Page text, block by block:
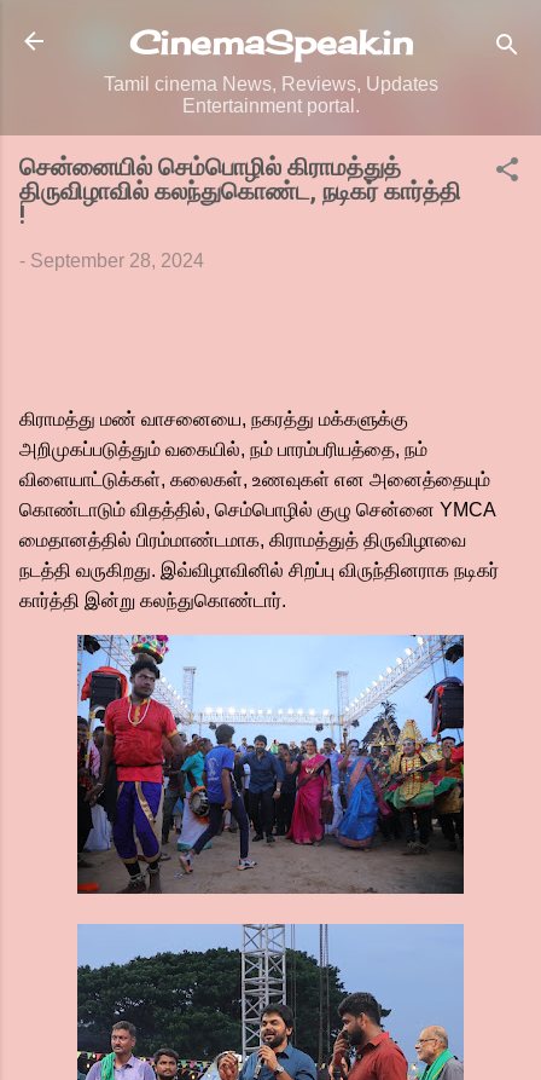
Skip to main content
CinemaSpeak.in
Tamil cinema News, Reviews, Updates
Entertainment portal.
சென்னையில் செம்பொழில் கிராமத்துத்
திருவிழாவில் கலந்துகொண்ட, நடிகர் கார்த்தி
!
- September 28, 2024
கிராமத்து மண் வாசனையை, நகரத்து மக்களுக்கு
அறிமுகப்படுத்தும் வகையில், நம் பாரம்பரியத்தை, நம்
விளையாட்டுக்கள், கலைகள், உணவுகள் என அனைத்தையும்
கொண்டாடும் விதத்தில், செம்பொழில் குழு சென்னை YMCA
மைதானத்தில் பிரம்மாண்டமாக, கிராமத்துத் திருவிழாவை
நடத்தி வருகிறது. இவ்விழாவினில் சிறப்பு விருந்தினராக நடிகர்
கார்த்தி இன்று கலந்துகொண்டார்.